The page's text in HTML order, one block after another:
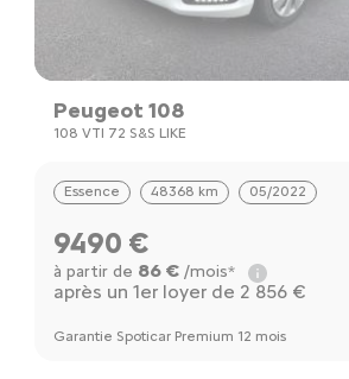
Peugeot 108
108 VTI 72 S&S LIKE
Essence 48368 km 05/2022
9490 €
à partir de 86 €/mois*
après un 1er loyer de 2 856 €
Garantie Spoticar Premium 12 mois